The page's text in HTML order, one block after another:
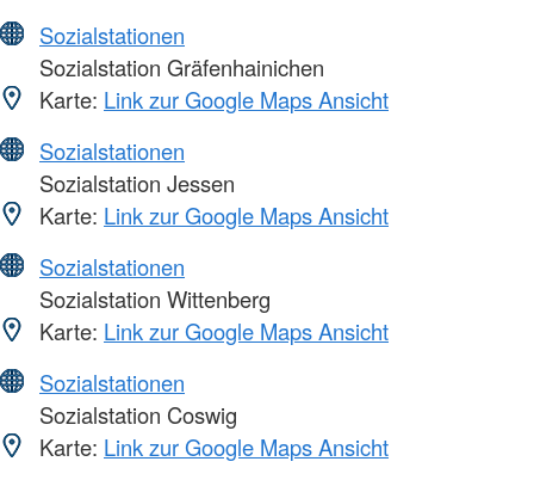
Sozialstationen
Sozialstation Gräfenhainichen
Karte: Link zur Google Maps Ansicht
Sozialstationen
Sozialstation Jessen
Karte: Link zur Google Maps Ansicht
Sozialstationen
Sozialstation Wittenberg
Karte: Link zur Google Maps Ansicht
Sozialstationen
Sozialstation Coswig
Karte: Link zur Google Maps Ansicht